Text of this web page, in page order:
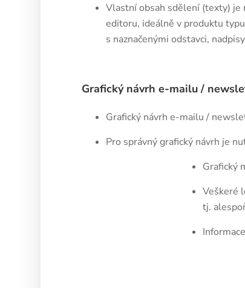
Vlastní obsah sdělení (texty)
editoru, ideálně v produktu
s naznačenými odstavci,
Grafický návrh e-mailu /
Grafický návrh e-mailu /
Pro správný grafický návrh je
Grafický
Veškeré
tj.